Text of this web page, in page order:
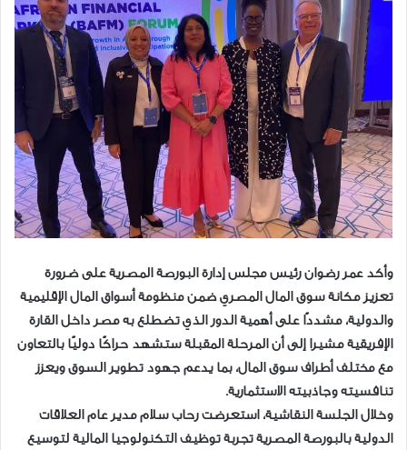
وأكد عمر رضوان رئيس مجلس إدارة البورصة المصرية على ضرورة
تعزيز مكانة سوق المال المصري ضمن منظومة أسواق المال الإقليمية
والدولية، مشددًا على أهمية الدور الذي تضطلع به مصر داخل القارة
الإفريقية مشيرا إلى أن المرحلة المقبلة ستشهد حراكًا دوليًا بالتعاون
مع مختلف أطراف سوق المال، بما يدعم جهود تطوير السوق ويعزز
تنافسيته وجاذبيته الاستثمارية.
وخلال الجلسة النقاشية، استعرضت رحاب سلام مدير عام العلاقات
الدولية بالبورصة المصرية تجربة توظيف التكنولوجيا المالية لتوسيع